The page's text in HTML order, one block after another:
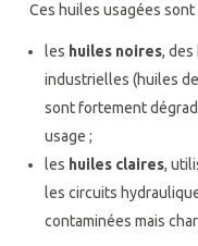
Ces huiles usagées
les huiles noires,
industrielles (huiles
sont fortement
usage ;
les huiles claires,
les circuits
contaminées mais